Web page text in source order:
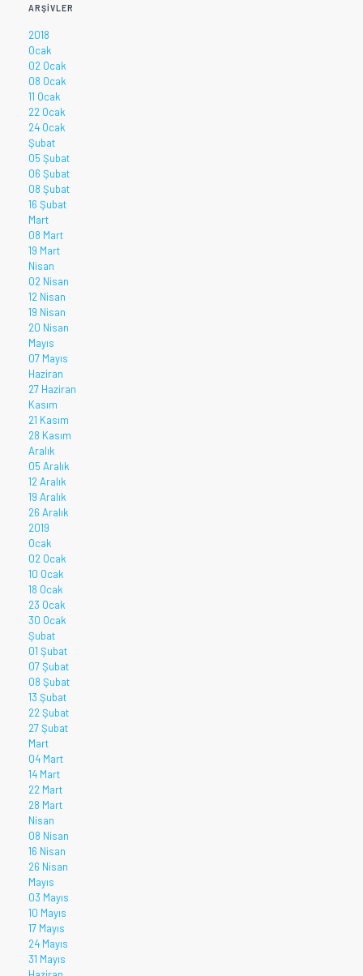
ARŞIVLER
2018
Ocak
02 Ocak
08 Ocak
11 Ocak
22 Ocak
24 Ocak
Şubat
05 Şubat
06 Şubat
08 Şubat
16 Şubat
Mart
08 Mart
19 Mart
Nisan
02 Nisan
12 Nisan
19 Nisan
20 Nisan
Mayıs
07 Mayıs
Haziran
27 Haziran
Kasım
21 Kasım
28 Kasım
Aralık
05 Aralık
12 Aralık
19 Aralık
26 Aralık
2019
Ocak
02 Ocak
10 Ocak
18 Ocak
23 Ocak
30 Ocak
Şubat
01 Şubat
07 Şubat
08 Şubat
13 Şubat
22 Şubat
27 Şubat
Mart
04 Mart
14 Mart
22 Mart
28 Mart
Nisan
08 Nisan
16 Nisan
26 Nisan
Mayıs
03 Mayıs
10 Mayıs
17 Mayıs
24 Mayıs
31 Mayıs